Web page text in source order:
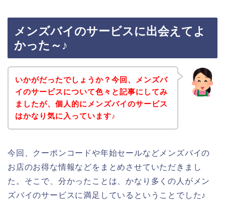
メンズバイのサービスに出会えてよ
かった～♪
いかがだったでしょうか？今回、メンズバ
イのサービスについて色々と記事にしてみ
ましたが、個人的にメンズバイのサービス
はかなり気に入っています♪
今回、クーポンコードや年始セールなどメンズバイの
お店のお得な情報などをまとめさせていただきまし
た。そこで、分かったことは、かなり多くの人がメン
ズバイのサービスに満足しているということでした♪